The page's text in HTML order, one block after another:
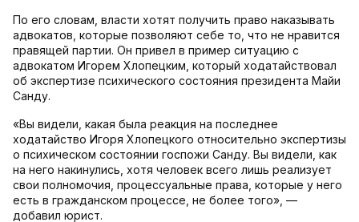
По его словам, власти хотят получить право наказывать
адвокатов, которые позволяют себе то, что не нравится
правящей партии. Он привел в пример ситуацию с
адвокатом Игорем Хлопецким, который ходатайствовал
об экспертизе психического состояния президента Майи
Санду.
«Вы видели, какая была реакция на последнее
ходатайство Игоря Хлопецкого относительно экспертизы
о психическом состоянии госпожи Санду. Вы видели, как
на него накинулись, хотя человек всего лишь реализует
свои полномочия, процессуальные права, которые у него
есть в гражданском процессе, не более того», —
добавил юрист.